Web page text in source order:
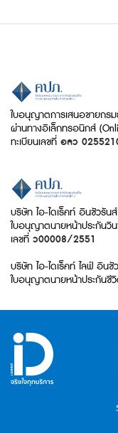
ใบอนุญาตการเสนอขายกร
ผ่านทางอิเล็กทรอนิกส์
ทะเบียนเลขที่ อลว
บริษัท ไอ-ไดเร็คท์ อินชัวรัน
ใบอนุญาตนายหน้าประกันวิ
เลขที่ ว00008/2551
บริษัท ไอ-ไดเร็คท์ ไลฟ์ อินชั
ใบอนุญาตนายหน้าประกันชี